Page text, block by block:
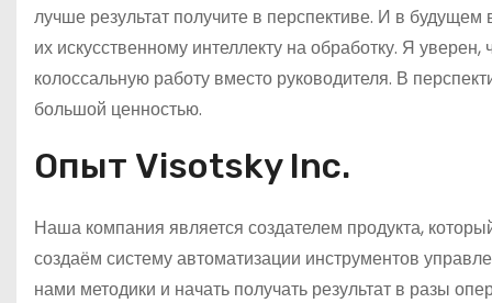
лучше результат получите в перспективе. И в
их искусственному интеллекту на обработку. Я
колоссальную работу вместо руководителя. В
большой ценностью.
Опыт Visotsky Inc.
Наша компания является создателем продукта,
создаём систему автоматизации инструментов
нами методики и начать получать результат в разы